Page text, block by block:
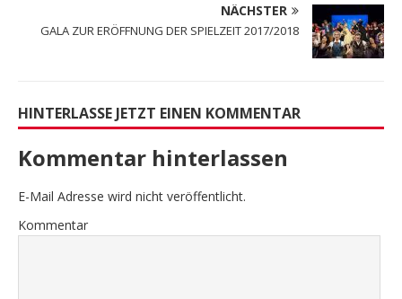
NÄCHSTER
GALA ZUR ERÖFFNUNG DER SPIELZEIT 2017/2018
HINTERLASSE JETZT EINEN KOMMENTAR
Kommentar hinterlassen
E-Mail Adresse wird nicht veröffentlicht.
Kommentar